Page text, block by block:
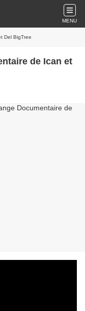
MENU
Del BigTree
de Ican et